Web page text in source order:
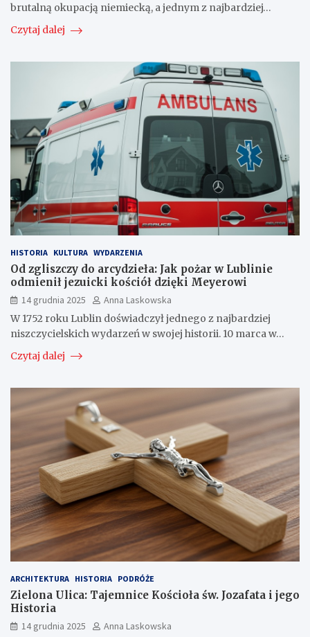
brutalną okupacją niemiecką, a jednym z najbardziej…
Czytaj dalej
HISTORIA KULTURA WYDARZENIA
Od zgliszczy do arcydzieła: Jak pożar w Lublinie
odmienił jezuicki kościół dzięki Meyerowi
14 grudnia 2025
Anna Laskowska
W 1752 roku Lublin doświadczył jednego z najbardziej
niszczycielskich wydarzeń w swojej historii. 10 marca w…
Czytaj dalej
ARCHITEKTURA HISTORIA PODRÓŻE
Zielona Ulica: Tajemnice Kościoła św. Jozafata i jego
Historia
14 grudnia 2025
Anna Laskowska